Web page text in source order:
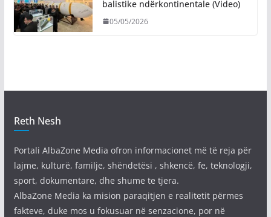
balistike ndërkontinentale (Video)
05/05/2026
Reth Nesh
Portali AlbaZone Media ofron informacionet më të reja për
lajme, kulturë, familje, shëndetësi , shkencë, fe, teknologji,
sport, dokumentare, dhe shume te tjera.
AlbaZone Media ka mision paraqitjen e realitetit përmes
fakteve, duke mos u fokusuar në senzacione, por në